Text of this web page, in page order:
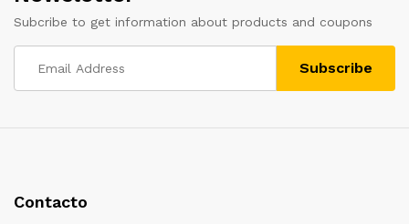
Subcribe to get information about products and coupons
Contacto